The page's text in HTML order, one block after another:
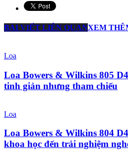
BÀI VIẾT LIÊN QUANXEM
Loa
Loa Bowers & Wilkins 805
tinh giản nhưng tham chiếu
Loa
Loa Bowers & Wilkins 804
khoa học đến trải nghiệm